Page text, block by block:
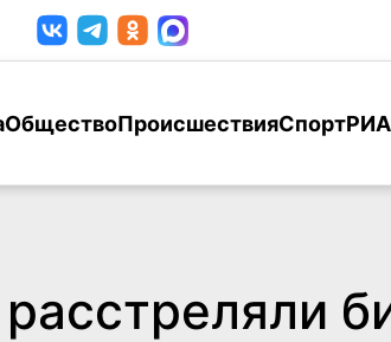
ОбществоПроисшествияСпортРИА